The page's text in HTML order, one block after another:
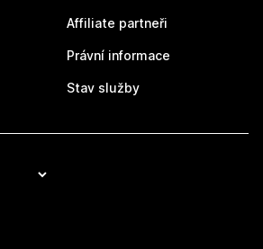
Affiliate partneři
Právní informace
Stav služby